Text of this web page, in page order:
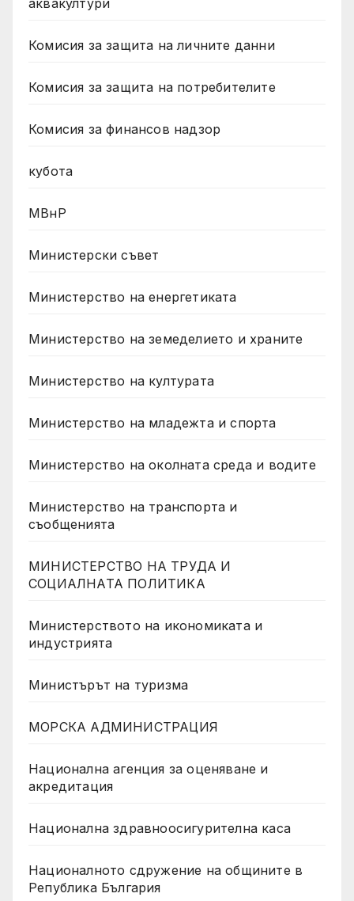
аквакултури
Комисия за защита на личните данни
Комисия за защита на потребителите
Комисия за финансов надзор
кубота
МВнР
Министерски съвет
Министерство на енергетиката
Министерство на земеделието и храните
Министерство на културата
Министерство на младежта и спорта
Министерство на околната среда и водите
Министерство на транспорта и
съобщенията
МИНИСТЕРСТВО НА ТРУДА И
СОЦИАЛНАТА ПОЛИТИКА
Министерството на икономиката и
индустрията
Министърът на туризма
МОРСКА АДМИНИСТРАЦИЯ
Национална агенция за оценяване и
акредитация
Национална здравноосигурителна каса
Националното сдружение на общините в
Република България